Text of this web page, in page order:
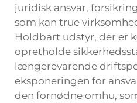
juridisk ansvar,
som kan true
Holdbart udstyr, der er
opretholde
længerevarende
eksponeringen for
den fornødne omhu,